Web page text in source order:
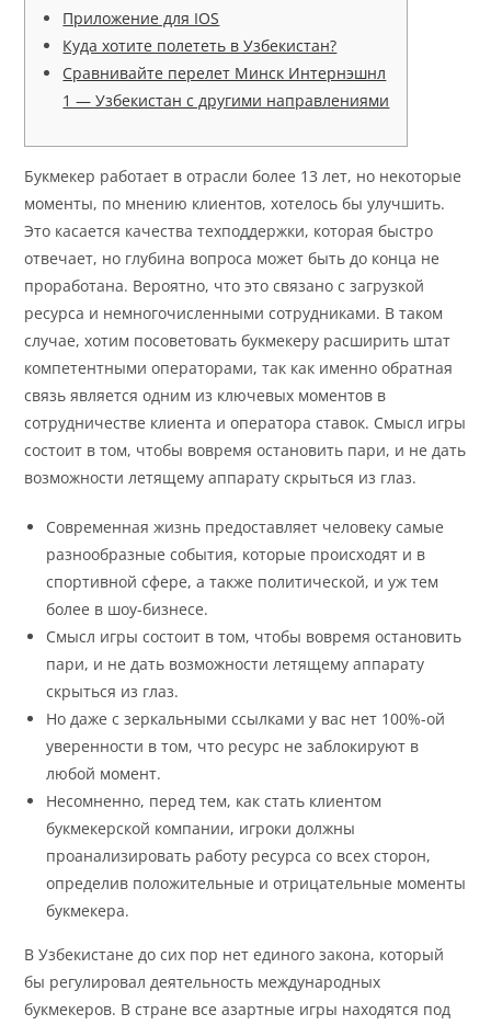
Приложение для IOS
Куда хотите полететь в Узбекистан?
Сравнивайте перелет Минск Интернэшнл
1 — Узбекистан с другими направлениями
Букмекер работает в отрасли более 13 лет, но некоторые
моменты, по мнению клиентов, хотелось бы улучшить.
Это касается качества техподдержки, которая быстро
отвечает, но глубина вопроса может быть до конца не
проработана. Вероятно, что это связано с загрузкой
ресурса и немногочисленными сотрудниками. В таком
случае, хотим посоветовать букмекеру расширить штат
компетентными операторами, так как именно обратная
связь является одним из ключевых моментов в
сотрудничестве клиента и оператора ставок. Смысл игры
состоит в том, чтобы вовремя остановить пари, и не дать
возможности летящему аппарату скрыться из глаз.
Современная жизнь предоставляет человеку самые
разнообразные события, которые происходят и в
спортивной сфере, а также политической, и уж тем
более в шоу-бизнесе.
Смысл игры состоит в том, чтобы вовремя остановить
пари, и не дать возможности летящему аппарату
скрыться из глаз.
Но даже с зеркальными ссылками у вас нет 100%-ой
уверенности в том, что ресурс не заблокируют в
любой момент.
Несомненно, перед тем, как стать клиентом
букмекерской компании, игроки должны
проанализировать работу ресурса со всех сторон,
определив положительные и отрицательные моменты
букмекера.
В Узбекистане до сих пор нет единого закона, который
бы регулировал деятельность международных
букмекеров. В стране все азартные игры находятся под